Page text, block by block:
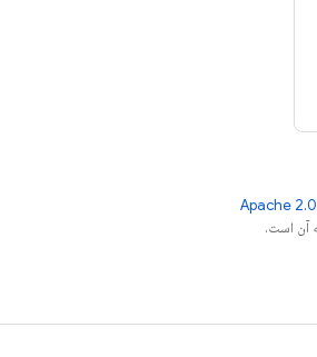
Apache 2.0